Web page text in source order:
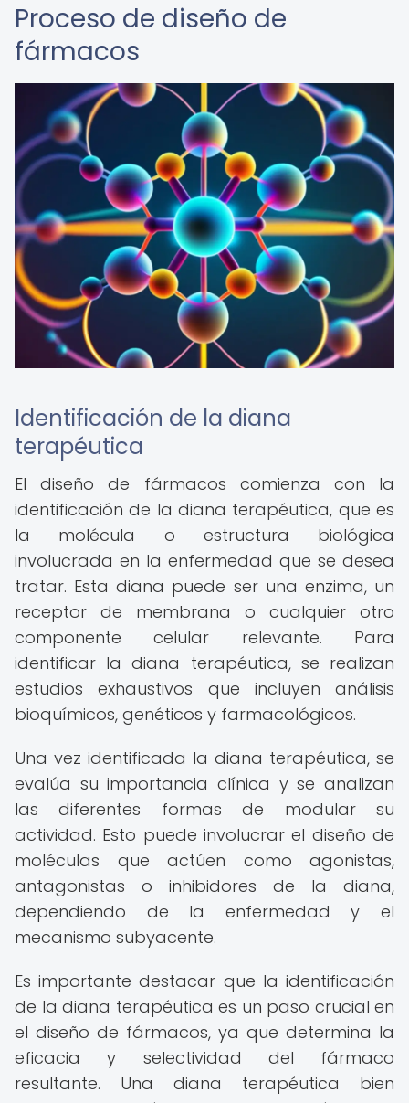
Proceso de diseño de
fármacos
Identificación de la diana
terapéutica
El diseño de fármacos comienza con la
identificación de la diana terapéutica, que es
la molécula o estructura biológica
involucrada en la enfermedad que se desea
tratar. Esta diana puede ser una enzima, un
receptor de membrana o cualquier otro
componente celular relevante. Para
identificar la diana terapéutica, se realizan
estudios exhaustivos que incluyen análisis
bioquímicos, genéticos y farmacológicos.
Una vez identificada la diana terapéutica, se
evalúa su importancia clínica y se analizan
las diferentes formas de modular su
actividad. Esto puede involucrar el diseño de
moléculas que actúen como agonistas,
antagonistas o inhibidores de la diana,
dependiendo de la enfermedad y el
mecanismo subyacente.
Es importante destacar que la identificación
de la diana terapéutica es un paso crucial en
el diseño de fármacos, ya que determina la
eficacia y selectividad del fármaco
resultante. Una diana terapéutica bien